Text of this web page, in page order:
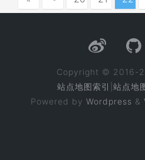
Copyright © 2016-
站点地图索引 站点地
Powered by Wordpress &